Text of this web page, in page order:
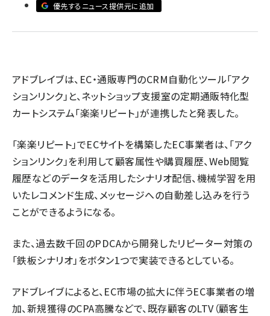
revico (746)
優先するニュース提供元に追加
アドブレイブは、EC・通販専門のCRM自動化ツール「アク
ションリンク」と、ネットショップ支援室の定期通販特化型
カートシステム「楽楽リピート」が連携したと発表した。
「楽楽リピート」でECサイトを構築したEC事業者は、「アク
ションリンク」を利用して顧客属性や購買履歴、Web閲覧
履歴などのデータを活用したシナリオ配信、機械学習を用
いたレコメンド生成、メッセージへの自動差し込みを行う
ことができるようになる。
また、過去数千回のPDCAから開発したリピーター対策の
「鉄板シナリオ」をボタン1つで実装できるとしている。
アドブレイブによると、EC市場の拡大に伴うEC事業者の増
加、新規獲得のCPA高騰などで、既存顧客のLTV（顧客生